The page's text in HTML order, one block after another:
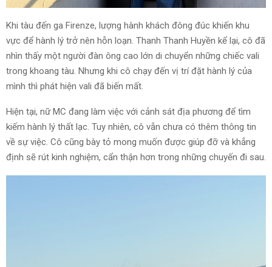
Khi tàu đến ga Firenze, lượng hành khách đông đúc khiến khu
vực để hành lý trở nên hỗn loạn. Thanh Thanh Huyền kể lại, cô đã
nhìn thấy một người đàn ông cao lớn di chuyển những chiếc vali
trong khoang tàu. Nhưng khi cô chạy đến vị trí đặt hành lý của
mình thì phát hiện vali đã biến mất.
Hiện tại, nữ MC đang làm việc với cảnh sát địa phương để tìm
kiếm hành lý thất lạc. Tuy nhiên, cô vẫn chưa có thêm thông tin
về sự việc. Cô cũng bày tỏ mong muốn được giúp đỡ và khẳng
định sẽ rút kinh nghiệm, cẩn thận hơn trong những chuyến đi sau.